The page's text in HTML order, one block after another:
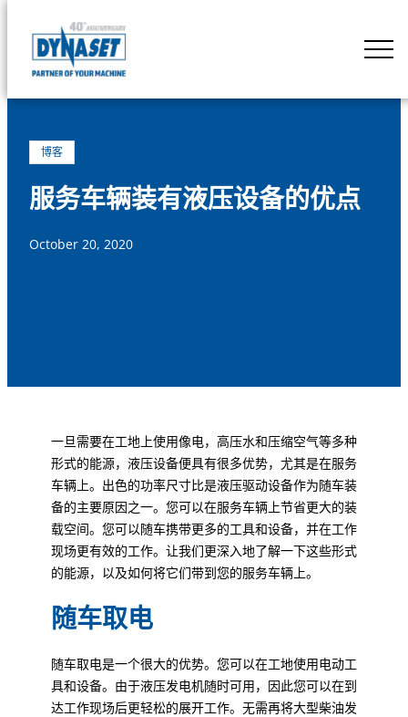
content
DYNASET
博客
服务车辆装有液压设备的优点
October 20, 2020
一旦需要在工地上使用像电，高压水和压缩空气等多种
形式的能源，液压设备便具有很多优势，尤其是在服务
车辆上。出色的功率尺寸比是液压驱动设备作为随车装
备的主要原因之一。您可以在服务车辆上节省更大的装
载空间。您可以随车携带更多的工具和设备，并在工作
现场更有效的工作。让我们更深入地了解一下这些形式
的能源，以及如何将它们带到您的服务车辆上。
随车取电
随车取电是一个很大的优势。您可以在工地使用电动工
具和设备。由于液压发电机随时可用，因此您可以在到
达工作现场后更轻松的展开工作。无需再将大型柴油发